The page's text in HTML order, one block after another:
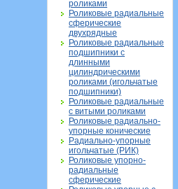
роликами
Роликовые радиальные
сферические
двухрядные
Роликовые радиальные
подшипники с
длинными
цилиндрическими
роликами (игольчатые
подшипники)
Роликовые радиальные
с витыми роликами
Роликовые радиально-
упорные конические
Радиально-упорные
игольчатые (РИК)
Роликовые упорно-
радиальные
сферические